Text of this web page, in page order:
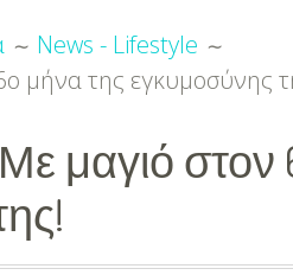
News - Lifestyle
μήνα της εγκυμοσύνης
μαγιό